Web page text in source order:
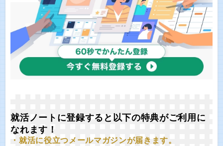
就活ノートに登録すると以下の特典がご利用に
なれます！
・就活に役立つメールマガジンが届きます。